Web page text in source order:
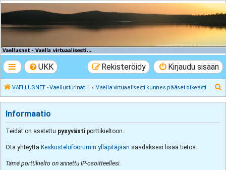
VAELLUSNET -
Vaellusturinat II
UKK Kirjaudu sisään
Rekisteröidy
VAELLUSNET - Vaellusturinat II Vaella virtuaalisesti kunnes pääset oikeasti
Informaatio
Teidät on asetettu pysyvästi porttikieltoon.
Ota yhteyttä Keskustelufoorumin ylläpitäjään saadaksesi lisää tietoa.
Tämä porttikielto on annettu IP-osoitteellesi.